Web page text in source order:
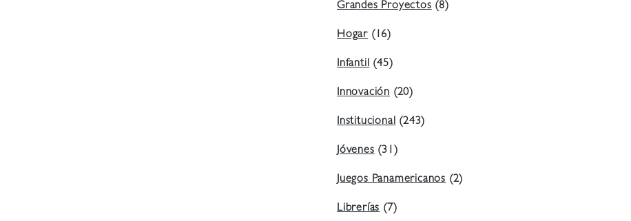
Grandes Proyectos(8)
Hogar (16)
Infantil(45)
Innovación (20)
Institucional(243)
Jóvenes(31)
Juegos Panamericanos (2)
Librerías(7)